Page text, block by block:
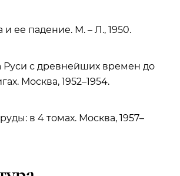
и ее падение. М. – Л., 1950.
Руси с древнейших времен до
Москва, 1952–1954.
в 4 томах. Москва, 1957–